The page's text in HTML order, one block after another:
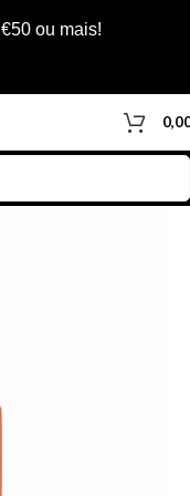
ou mais!